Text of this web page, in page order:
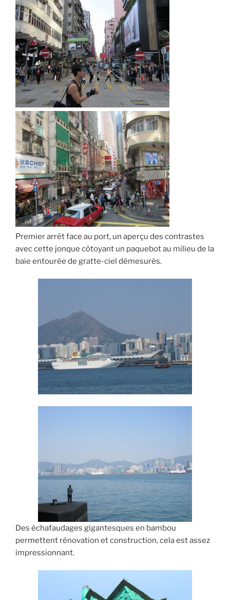
Premier arrêt face au port, un aperçu des contrastes
avec cette jonque côtoyant un paquebot au milieu de la
baie entourée de gratte-ciel démesurés.
Des échafaudages gigantesques en bambou
permettent rénovation et construction, cela est assez
impressionnant.